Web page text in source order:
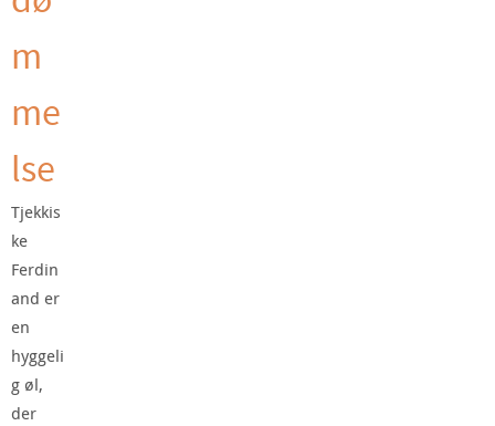
m
me
lse
Tjekkis
ke
Ferdin
and er
en
hyggeli
g øl,
der